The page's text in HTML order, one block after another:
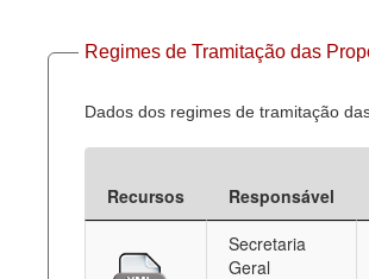
Regimes de Tramitação das
Dados dos regimes de tramitação
Recursos Responsável
Secretaria
Geral